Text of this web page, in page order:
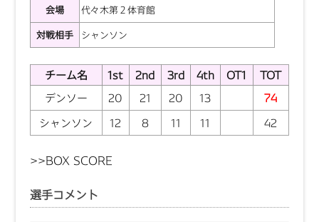
会場
代々木第２体育館
対戦相手
シャンソン
チーム名 1st 2nd 3rd 4th OT1
TOT
デンソー
20 21 20 13
74
シャンソン
12 8 11 11 42
>>BOX SCORE
選手コメント